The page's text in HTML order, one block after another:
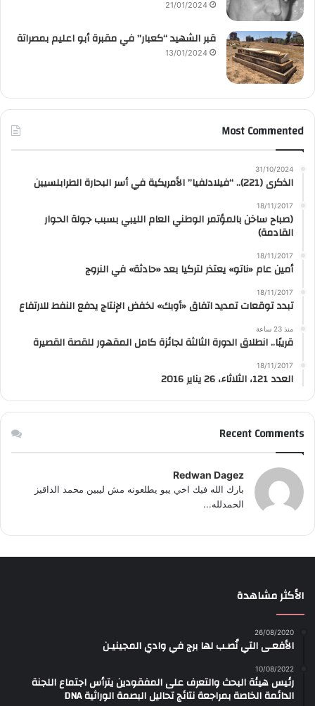
21/01/2024
قبر الشهيد “كعبار” في مقبرة أبو اعليم بمصراتة
13/01/2024
Most Commented
31/10/2024
الذكرى (221).. “فيلادلفيا” الأمريكية في أسر البحارة الطرابلسيين
18/11/2017
(صباح ساخن بالمؤتمر الوطني العام الليبي بسبب جولة الحوار
القادمة)
18/11/2017
أمين عام «ناتو» يعتذر لتركيا بعد «حادثة» في النروج
18/11/2017
تبدد توقعات تمديد اتفاق «أوبك» لخفض الإنتاج يدفع النفط للارتفاع
منذ 23 ساعة
قريبًا.. انطلاق الدورة الثالثة لجائزة كامل المقهور للقصة القصيرة
18/11/2017
العدد 121، الثلاثاء، 26 يناير 2016
Recent Comments
Redwan Dagez
بارك الله فيك اخي يبو يطلعونه مش ليبين محمد الداقيز
الحمدلله...
الأكثر مشاهدة
26/08/2020
الأفعـى التي نُصـب لها برج في وادي المجينيـن
10/08/2022
رئيس هيئة البحث والتعرف على المفقودين يترأس اجتماع اللجنة
الدائمة الخاصة بمراجعة نتائج تحاليل البصمة الوراثية DNA